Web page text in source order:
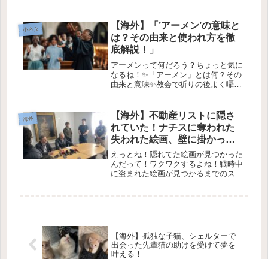
渡る橋の上に、たくさんの小さな雪だ
るまが整列した、まるで...
小ネタ
【海外】「’アーメン’の意味と
は？その由来と使われ方を徹
底解説！」
アーメンって何だろう？ちょっと気に
なるね！✨「アーメン」とは何？その
由来と意味✨教会で祈りの後よく囁か
があるのでしょう？🤔この小さな言葉
には、実は深い歴史や強い意味が宿っ
て...
海外
【海外】不動産リストに隠さ
れていた！ナチスに奪われた
失われた絵画、壁に掛かって
見つかる
えっとね！隠れてた絵画が見つかった
んだって！ワクワクするよね！戦時中
に盗まれた絵画が見つかるまでのスト
【海外】孤独な子猫、シェルターで
出会った先輩猫の助けを受けて夢を
叶える！